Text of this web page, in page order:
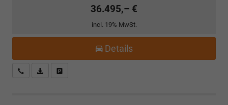
36.495,– €
incl. 19% MwSt.
Details
Kostenloser Rückruf-Service
PDF-Datei, Fahrzeugexposé drucken